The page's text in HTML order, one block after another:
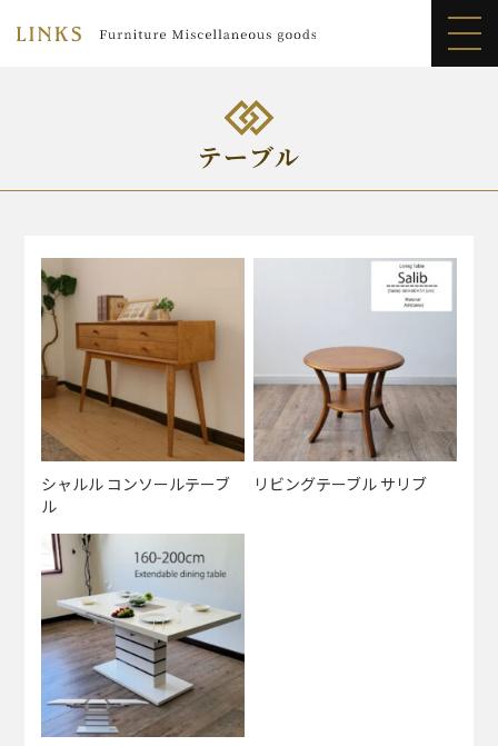
LINKS> 商品紹介> テーブル
テーブル
シャルル コンソールテーブ
ル
リビングテーブル サリブ